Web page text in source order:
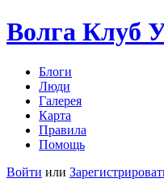
Волга Клуб
Блоги
Люди
Галерея
Карта
Правила
Помощь
Войти или